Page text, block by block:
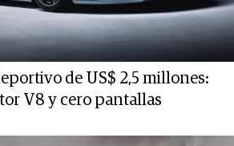
de US$ 2,5 millones:
V8 y cero pantallas